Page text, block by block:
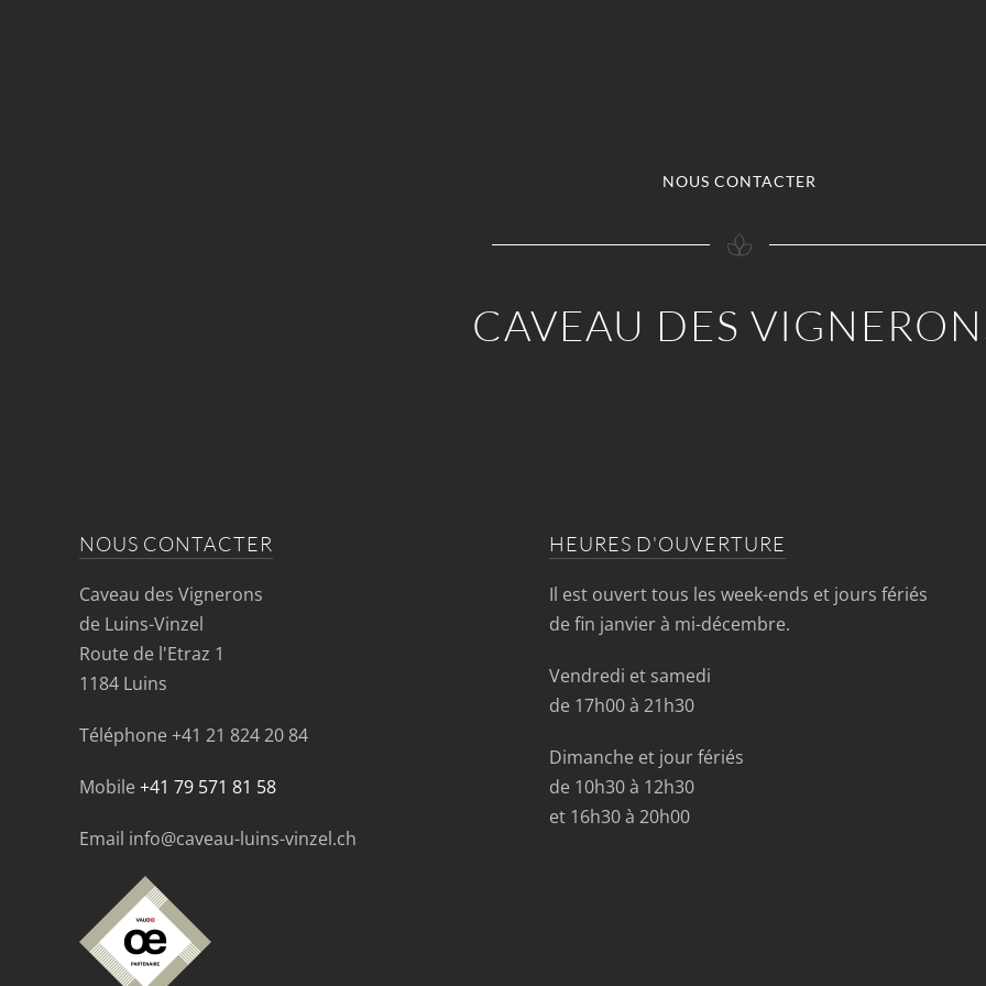
NOUS CONTACTER
CAVEAU DES
NOUS CONTACTER
Caveau des Vignerons
de Luins-Vinzel
Route de l'Etraz 1
1184 Luins
Téléphone +41 21 824 20 84
Mobile +41 79 571 81 58
Email info@caveau-luins-vinzel.ch
HEURES D'OUVERTURE
Il est ouvert tous les week-ends et jours fériés
de fin janvier à mi-décembre.
Vendredi et samedi
de 17h00 à 21h30
Dimanche et jour fériés
de 10h30 à 12h30
et 16h30 à 20h00